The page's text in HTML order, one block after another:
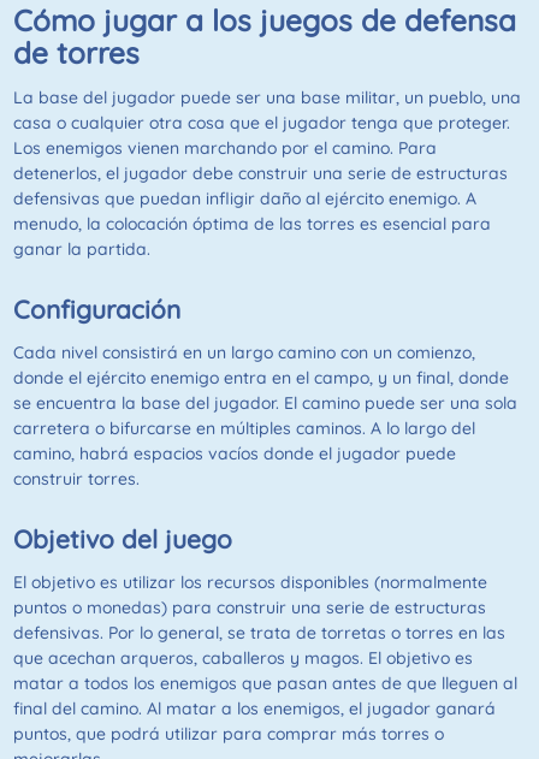
Cómo jugar a los juegos de defensa
de torres
La base del jugador puede ser una base militar, un pueblo, una
casa o cualquier otra cosa que el jugador tenga que proteger.
Los enemigos vienen marchando por el camino. Para
detenerlos, el jugador debe construir una serie de estructuras
defensivas que puedan infligir daño al ejército enemigo. A
menudo, la colocación óptima de las torres es esencial para
ganar la partida.
Configuración
Cada nivel consistirá en un largo camino con un comienzo,
donde el ejército enemigo entra en el campo, y un final, donde
se encuentra la base del jugador. El camino puede ser una sola
carretera o bifurcarse en múltiples caminos. A lo largo del
camino, habrá espacios vacíos donde el jugador puede
construir torres.
Objetivo del juego
El objetivo es utilizar los recursos disponibles (normalmente
puntos o monedas) para construir una serie de estructuras
defensivas. Por lo general, se trata de torretas o torres en las
que acechan arqueros, caballeros y magos. El objetivo es
matar a todos los enemigos que pasan antes de que lleguen al
final del camino. Al matar a los enemigos, el jugador ganará
puntos, que podrá utilizar para comprar más torres o